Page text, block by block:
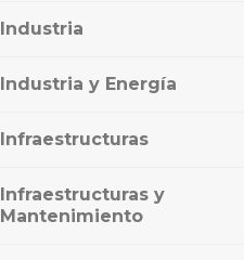
Industria
Industria y Energía
Infraestructuras
Infraestructuras y
Mantenimiento